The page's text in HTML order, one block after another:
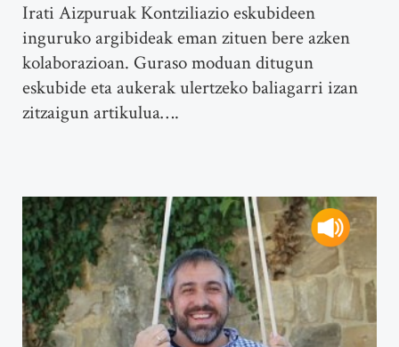
Irati Aizpuruak Kontziliazio eskubideen
inguruko argibideak eman zituen bere azken
kolaborazioan. Guraso moduan ditugun
eskubide eta aukerak ulertzeko baliagarri izan
zitzaigun artikulua….